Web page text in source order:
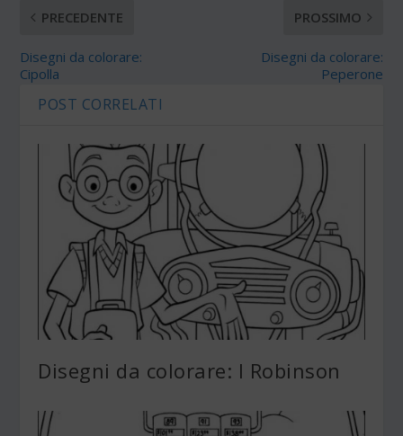
PRECEDENTE
Disegni da colorare:
Cipolla
PROSSIMO
Disegni da colorare:
Peperone
POST CORRELATI
Disegni da colorare: I Robinson